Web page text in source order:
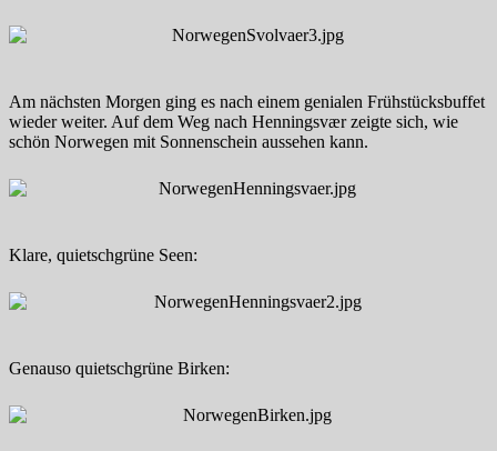
Am nächsten Morgen ging es nach einem genialen Frühstücksbuffet
wieder weiter. Auf dem Weg nach Henningsvær zeigte sich, wie
schön Norwegen mit Sonnenschein aussehen kann.
Klare, quietschgrüne Seen:
Genauso quietschgrüne Birken: